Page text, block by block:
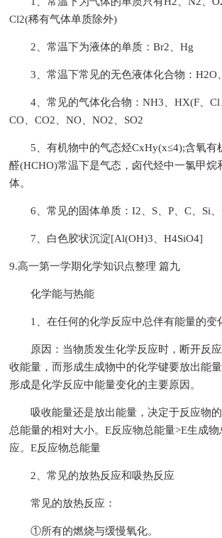
Cl2(稀有气体单质除外)
2、常温下为液体的单质：Br2、Hg
3、常温下常见的无色液体化合物：H2O
4、常见的气体化合物：NH3、HX(F、Cl
CO、CO2、NO、NO2、SO2
5、有机物中的气态烃CxHy(x≤4);含氧有
醛(HCHO)常温下是气态，卤代烃中一氯甲烷
体。
6、常见的固体单质：I2、S、P、C、Si、
7、白色胶状沉淀[Al(OH)3、H4SiO4]
9.高一第一学期化学知识点整理 篇九
化学能与热能
1、在任何的化学反应中总伴有能量的变
原因：当物质发生化学反应时，断开反应
收能量，而形成生成物中的化学键要放出能
形成是化学反应中能量变化的主要原因。
吸收能量还是放出能量，决定于反应物的
总能量的相对大小。E反应物总能量>E生成物
应。E反应物总能量
2、常见的放热反应和吸热反应
常见的放热反应：
①所有的燃烧与缓慢氧化。